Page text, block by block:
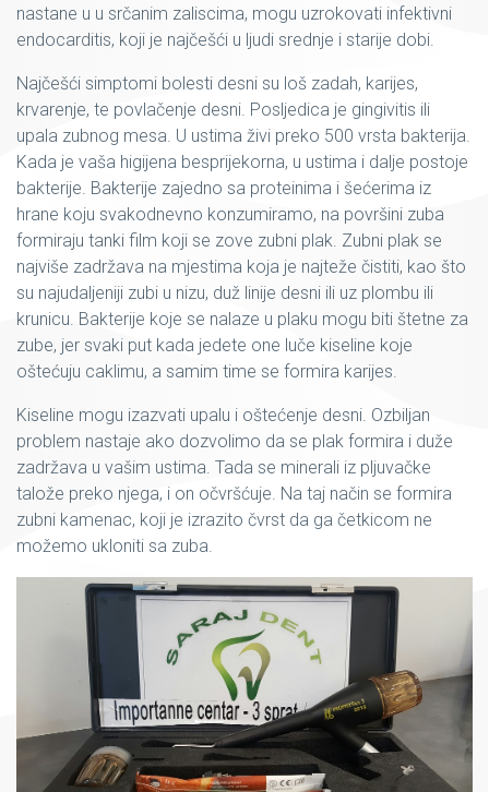
nastane u u srčanim zaliscima, mogu uzrokovati infektivni
endocarditis, koji je najčešći u ljudi srednje i starije dobi.
Najčešći simptomi bolesti desni su loš zadah, karijes,
krvarenje, te povlačenje desni. Posljedica je gingivitis ili
upala zubnog mesa. U ustima živi preko 500 vrsta bakterija.
Kada je vaša higijena besprijekorna, u ustima i dalje postoje
bakterije. Bakterije zajedno sa proteinima i šećerima iz
hrane koju svakodnevno konzumiramo, na površini zuba
formiraju tanki film koji se zove zubni plak. Zubni plak se
najviše zadržava na mjestima koja je najteže čistiti, kao što
su najudaljeniji zubi u nizu, duž linije desni ili uz plombu ili
krunicu. Bakterije koje se nalaze u plaku mogu biti štetne za
zube, jer svaki put kada jedete one luče kiseline koje
oštećuju caklimu, a samim time se formira karijes.
Kiseline mogu izazvati upalu i oštećenje desni. Ozbiljan
problem nastaje ako dozvolimo da se plak formira i duže
zadržava u vašim ustima. Tada se minerali iz pljuvačke
talože preko njega, i on očvršćuje. Na taj način se formira
zubni kamenac, koji je izrazito čvrst da ga četkicom ne
možemo ukloniti sa zuba.